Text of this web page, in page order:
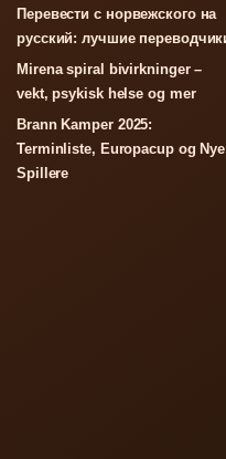
Перевести с норвежского на
русский: лучшие
Mirena spiral bivirkninger –
vekt, psykisk helse og mer
Brann Kamper 2025:
Terminliste, Europacup og Nye
Spillere